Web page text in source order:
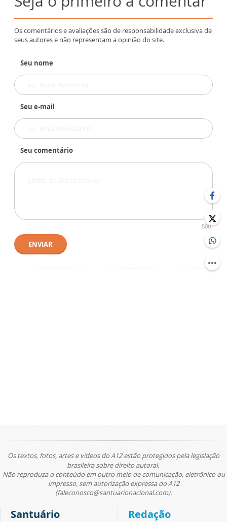
Os comentários e avaliações são de responsabilidade exclusiva de
seus autores e não representam a opinião do site.
Seu nome
Seu e-mail
Seu comentário
500
ENVIAR
Os textos, fotos, artes e vídeos do A12 estão protegidos pela legislação
brasileira sobre direito autoral.
Não reproduza o conteúdo em outro meio de comunicação, eletrônico ou
impresso, sem autorização expressa do A12
(faleconosco@santuarionacional.com).
Santuário Redação